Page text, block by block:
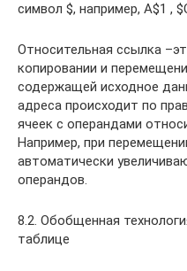
символ $, например, A$1 ,
Относительная ссылка
копировании и
содержащей исходное
адреса происходит по
ячеек с операндами
Например, при
автоматически
операндов.
8.2. Обобщенная
таблице